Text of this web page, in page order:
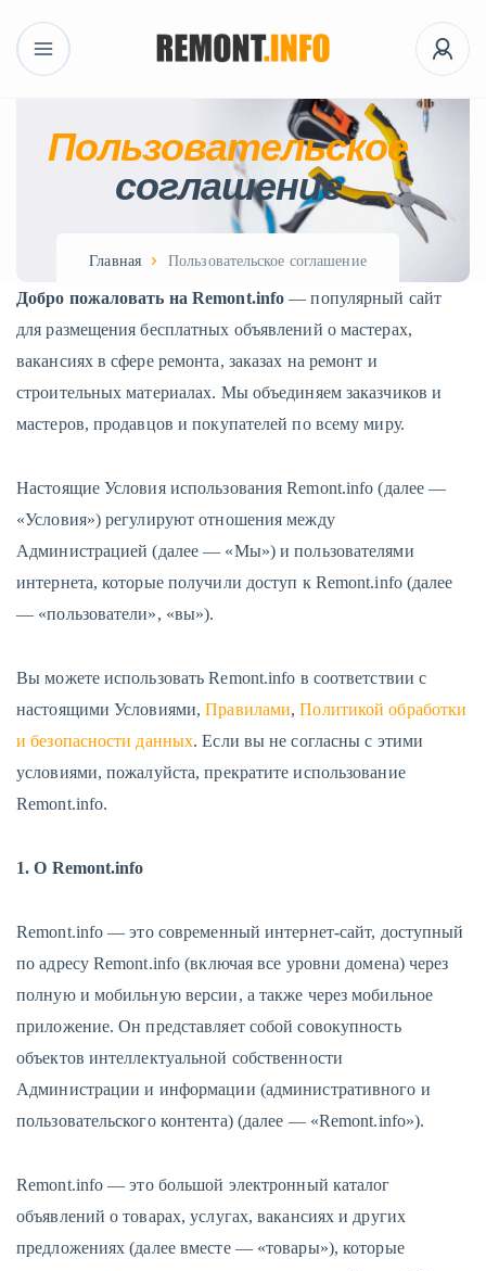
Пользовательское
соглашение
Главная Пользовательское соглашение
Добро пожаловать на Remont.info — популярный сайт
для размещения бесплатных объявлений о мастерах,
вакансиях в сфере ремонта, заказах на ремонт и
строительных материалах. Мы объединяем заказчиков и
мастеров, продавцов и покупателей по всему миру.
Настоящие Условия использования Remont.info (далее —
«Условия») регулируют отношения между
Администрацией (далее — «Мы») и пользователями
интернета, которые получили доступ к Remont.info (далее
— «пользователи», «вы»).
Вы можете использовать Remont.info в соответствии с
настоящими Условиями,Правилами,Политикой обработки
и безопасности данных. Если вы не согласны с этими
условиями, пожалуйста, прекратите использование
Remont.info.
1. О Remont.info
Remont.info — это современный интернет-сайт, доступный
по адресу Remont.info (включая все уровни домена) через
полную и мобильную версии, а также через мобильное
приложение. Он представляет собой совокупность
объектов интеллектуальной собственности
Администрации и информации (административного и
пользовательского контента) (далее — «Remont.info»).
Remont.info — это большой электронный каталог
объявлений о товарах, услугах, вакансиях и других
предложениях (далее вместе — «товары»), которые